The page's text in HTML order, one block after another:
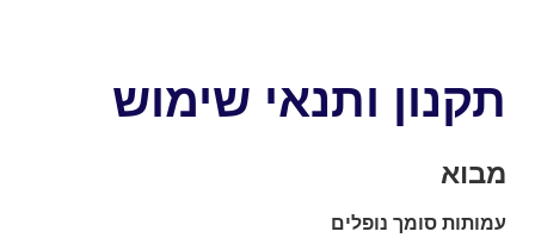
תקנון ותנאי שימוש
מבוא
עמותות סומך נופלים